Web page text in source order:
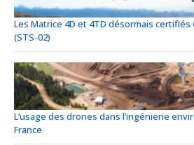
Les Matrice 4D et 4TD désormais certifiés
(STS-02)
L’usage des drones dans l’ingénierie
France